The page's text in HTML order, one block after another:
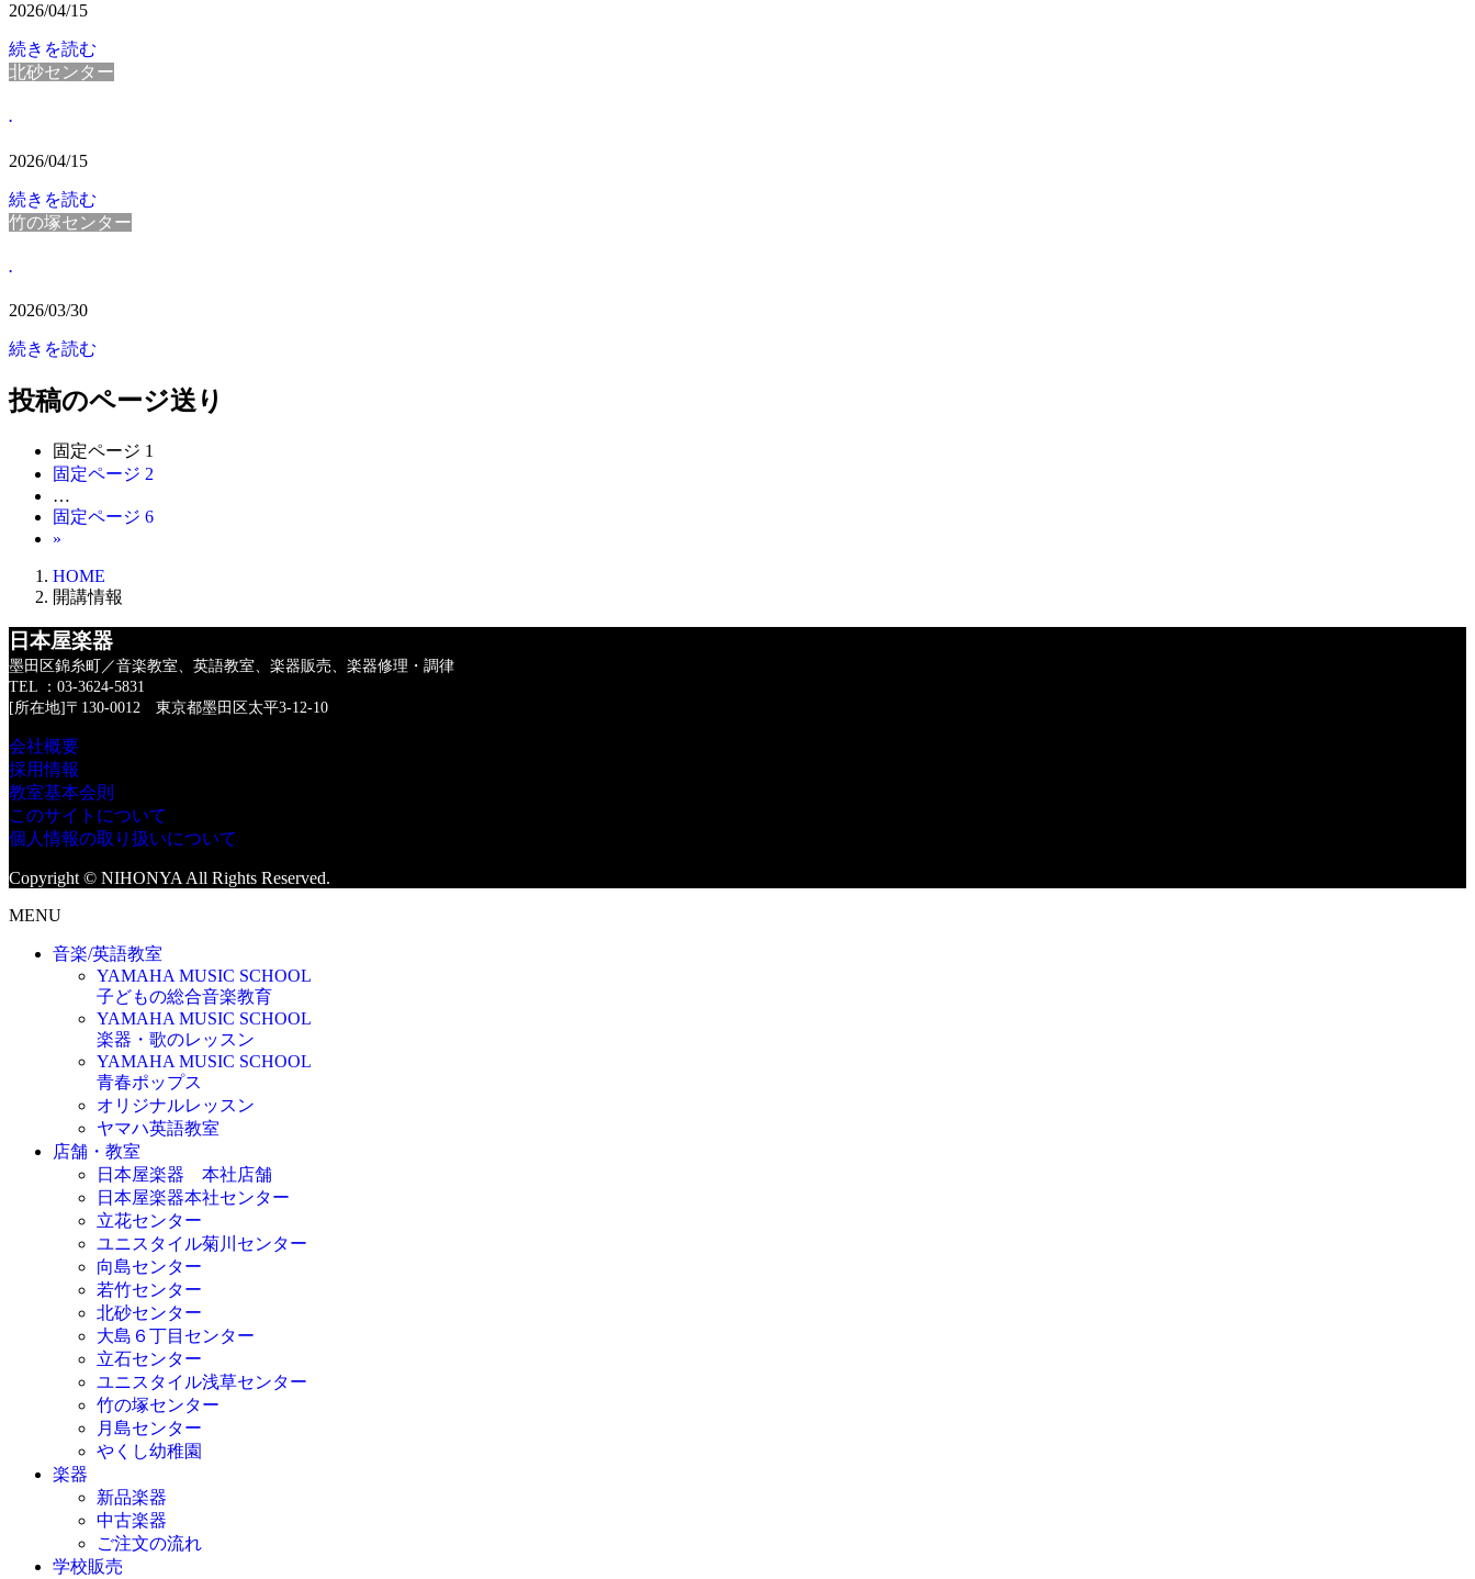
2026/04/15
続きを読む
北砂センター
.
2026/04/15
続きを読む
竹の塚センター
.
2026/03/30
続きを読む
投稿のページ送り
固定ページ 1
固定ページ 2
…
固定ページ 6
»
HOME
開講情報
日本屋楽器
墨田区錦糸町／音楽教室、英語教室、楽器販売、楽器修理・調律
TEL ：03-3624-5831
[所在地]〒130-0012 東京都墨田区太平3-12-10
会社概要
採用情報
教室基本会則
このサイトについて
個人情報の取り扱いについて
Copyright © NIHONYA All Rights Reserved.
MENU
音楽/英語教室
YAMAHA MUSIC SCHOOL
子どもの総合音楽教育
YAMAHA MUSIC SCHOOL
楽器・歌のレッスン
YAMAHA MUSIC SCHOOL
青春ポップス
オリジナルレッスン
ヤマハ英語教室
店舗・教室
日本屋楽器 本社店舗
日本屋楽器本社センター
立花センター
ユニスタイル菊川センター
向島センター
若竹センター
北砂センター
大島６丁目センター
立石センター
ユニスタイル浅草センター
竹の塚センター
月島センター
やくし幼稚園
楽器
新品楽器
中古楽器
ご注文の流れ
学校販売